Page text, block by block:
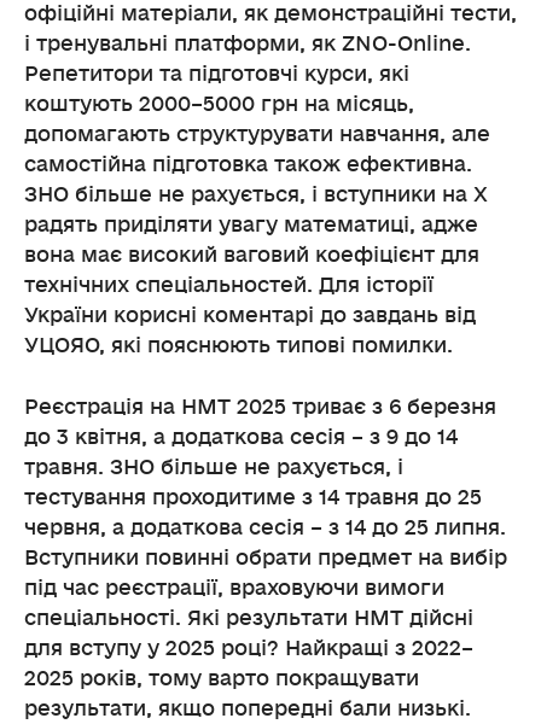
офіційні матеріали, як демонстраційні тести,
і тренувальні платформи, як ZNO-Online.
Репетитори та підготовчі курси, які
коштують 2000–5000 грн на місяць,
допомагають структурувати навчання, але
самостійна підготовка також ефективна.
ЗНО більше не рахується, і вступники на X
радять приділяти увагу математиці, адже
вона має високий ваговий коефіцієнт для
технічних спеціальностей. Для історії
України корисні коментарі до завдань від
УЦОЯО, які пояснюють типові помилки.
Реєстрація на НМТ 2025 триває з 6 березня
до 3 квітня, а додаткова сесія – з 9 до 14
травня. ЗНО більше не рахується, і
тестування проходитиме з 14 травня до 25
червня, а додаткова сесія – з 14 до 25 липня.
Вступники повинні обрати предмет на вибір
під час реєстрації, враховуючи вимоги
спеціальності. Які результати НМТ дійсні
для вступу у 2025 році? Найкращі з 2022–
2025 років, тому варто покращувати
результати, якщо попередні бали низькі.